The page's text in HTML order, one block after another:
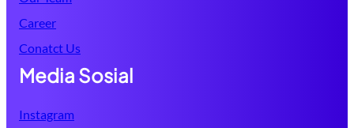
Career
Conatct Us
Media Sosial
Instagram